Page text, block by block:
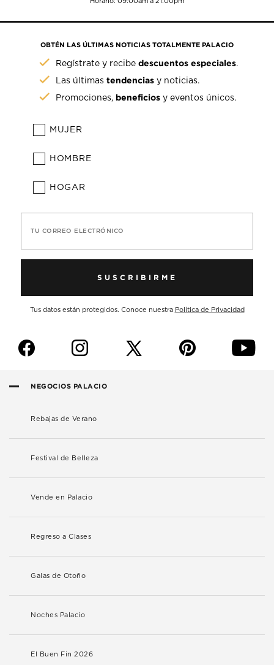
OBTÉN LAS ÚLTIMAS NOTICIAS TOTALMENTE PALACIO
Regístrate y recibedescuentos especiales.
Las últimastendencias y noticias.
Promociones, beneficios y eventos únicos.
MUJER
HOMBRE
HOGAR
TU CORREO ELECTRÓNICO
SUSCRIBIRME
Tus datos están protegidos. Conoce nuestra Política de Privacidad
f i p y
NEGOCIOS PALACIO
Rebajas de Verano
Festival de Belleza
Vende en Palacio
Regreso a Clases
Galas de Otoño
Noches Palacio
El Buen Fin 2026